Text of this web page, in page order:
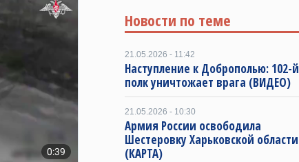
Новости по теме
21.05.2026 - 11:42
Наступление к Доброполью: 102-й
полк уничтожает врага (ВИДЕО)
21.05.2026 - 10:30
Армия России освободила
Шестеровку Харьковской области
(КАРТА)